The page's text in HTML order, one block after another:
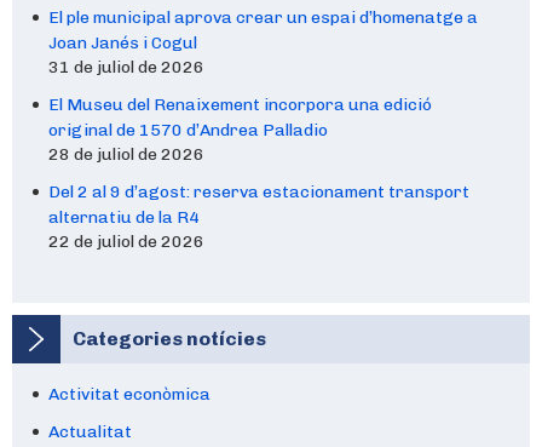
El ple municipal aprova crear un espai d’homenatge a
Joan Janés i Cogul
31 de juliol de 2026
El Museu del Renaixement incorpora una edició
original de 1570 d’Andrea Palladio
28 de juliol de 2026
Del 2 al 9 d’agost: reserva estacionament transport
alternatiu de la R4
22 de juliol de 2026
Categories notícies
Activitat econòmica
Actualitat